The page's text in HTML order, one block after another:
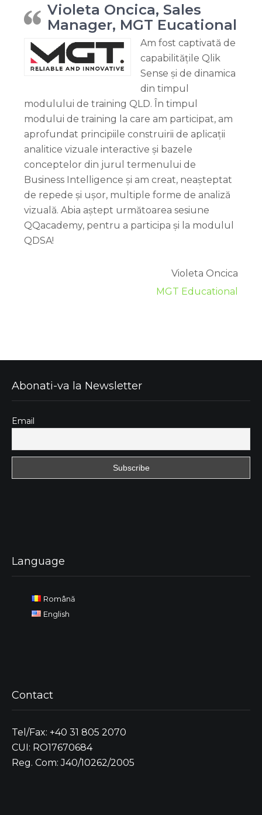
Violeta Oncica, Sales
Manager, MGT Eucational
Am fost captivată de
capabilitățile Qlik
Sense și de dinamica
din timpul
modulului de training QLD. În timpul
modului de training la care am participat, am
aprofundat principiile construirii de aplicații
analitice vizuale interactive și bazele
conceptelor din jurul termenului de
Business Intelligence și am creat, neașteptat
de repede și ușor, multiple forme de analiză
vizuală. Abia aștept următoarea sesiune
QQacademy, pentru a participa și la modulul
QDSA!
Violeta Oncica
MGT Educational
Abonati-va la Newsletter
Email
Language
Română
English
Contact
Tel/Fax: +40 31 805 2070
CUI: RO17670684
Reg. Com: J40/10262/2005